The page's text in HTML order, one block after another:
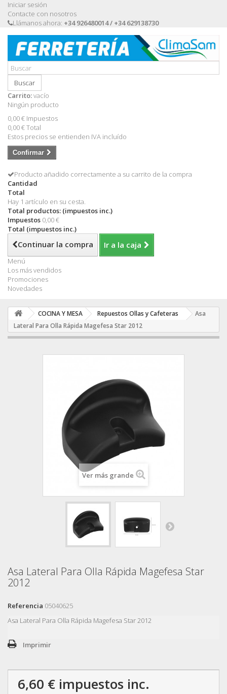
Iniciar sesión
Contacte con nosotros
Llámanos ahora: +34 926480014 / +34 629138730
Buscar
Carrito:vacío
Ningún producto
0,00 € Impuestos
0,00 €Total
Estos precios se entienden IVA incluído
Confirmar
Producto añadido correctamente a su carrito de la compra
Cantidad
Total
Hay 1 artículo en su cesta.
Total productos: (impuestos inc.)
Impuestos 0,00 €
Total (impuestos inc.)
Continuar la compra Ir a la caja
Menú
Los más vendidos
Promociones
Novedades
COCINA Y MESA Repuestos Ollas y Cafeteras
Asa
Lateral Para Olla Rápida Magefesa Star 2012
Ver más grande
Asa Lateral Para Olla Rápida Magefesa Star
2012
Referencia 05040625
Asa Lateral Para Olla Rápida Magefesa Star 2012
Imprimir
6,60 € impuestos inc.